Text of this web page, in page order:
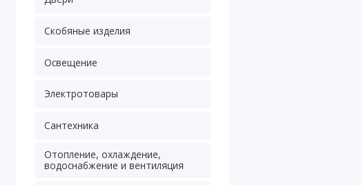
Скобяные изделия
Освещение
Электротовары
Сантехника
Отопление, охлаждение,
водоснабжение и вентиляция